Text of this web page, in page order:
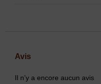
Avis
Il n’y a encore aucun avis